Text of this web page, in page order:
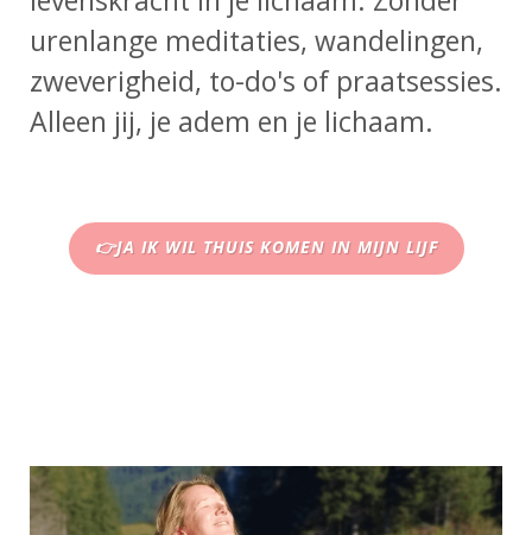
urenlange meditaties, wandelingen,
zweverigheid, to-do's of praatsessies.
Alleen jij, je adem en je lichaam.
👉JA IK WIL THUIS KOMEN IN MIJN LIJF